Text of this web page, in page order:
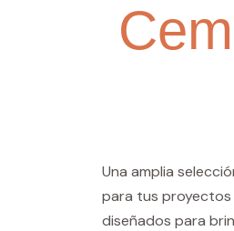
Una amplia
para tus
diseñados para